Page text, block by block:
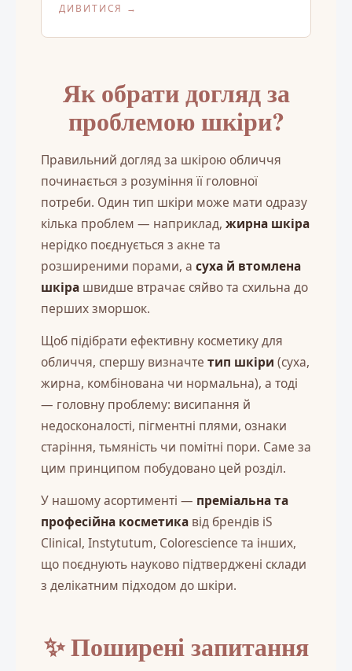
ДИВИТИСЯ →
Як обрати догляд за
проблемою шкіри?
Правильний догляд за шкірою обличчя
починається з розуміння її головної
потреби. Один тип шкіри може мати одразу
кілька проблем — наприклад, жирна шкіра
нерідко поєднується з акне та
розширеними порами, а суха й втомлена
шкіра швидше втрачає сяйво та схильна до
перших зморшок.
Щоб підібрати ефективну косметику для
обличчя, спершу визначте тип шкіри (суха,
жирна, комбінована чи нормальна), а тоді
— головну проблему: висипання й
недосконалості, пігментні плями, ознаки
старіння, тьмяність чи помітні пори. Саме за
цим принципом побудовано цей розділ.
У нашому асортименті — преміальна та
професійна косметика від брендів iS
Clinical, Instytutum, Colorescience та інших,
що поєднують науково підтверджені склади
з делікатним підходом до шкіри.
✨ Поширені запитання